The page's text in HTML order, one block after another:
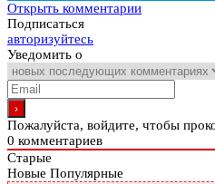
Открыть комментарии
Подписаться
авторизуйтесь
Уведомить о
Пожалуйста, войдите, чтобы
0 комментариев
Старые
Новые Популярные